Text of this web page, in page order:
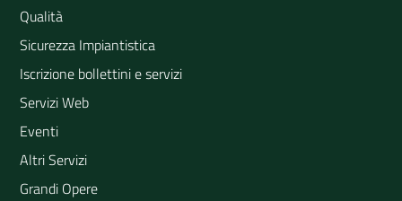
Qualità
Sicurezza Impiantistica
Iscrizione bollettini e servizi
Servizi Web
Eventi
Altri Servizi
Grandi Opere